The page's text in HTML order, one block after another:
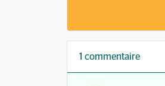
1 commentaire